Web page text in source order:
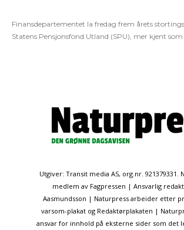
Finansdepartementet la fredag frem årets
Statens Pensjonsfond Utland (SPU), mer kjent
Utgiver: Transit media AS, org.nr. 921379331.
medlem av Fagpressen | Ansvarlig
Aasmundsson | Naturpress arbeider etter
varsom-plakat og Redaktørplakaten |
ansvar for innhold på eksterne sider som det